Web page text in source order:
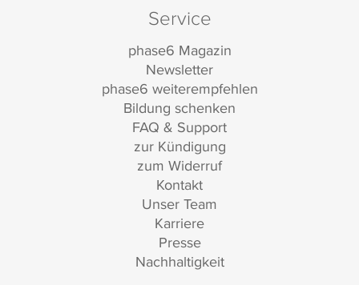
Service
phase6 Magazin
Newsletter
phase6 weiterempfehlen
Bildung schenken
FAQ & Support
zur Kündigung
zum Widerruf
Kontakt
Unser Team
Karriere
Presse
Nachhaltigkeit